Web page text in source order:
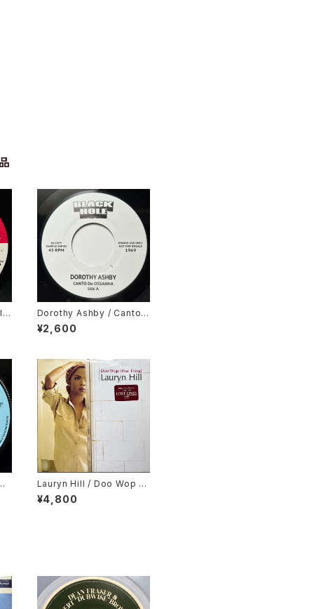
Dorothy Ashby / Canto
De Ossanha, Cause I Ne
ed It
¥2,600
Lauryn Hill / Doo Wop (T
hat Thing)
¥4,800